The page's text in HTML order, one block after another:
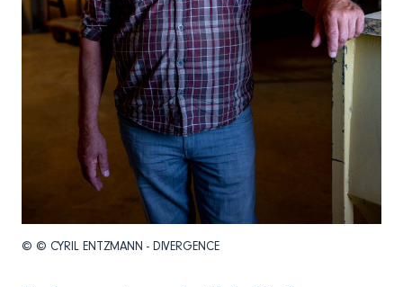
© © CYRIL ENTZMANN - DIVERGENCE